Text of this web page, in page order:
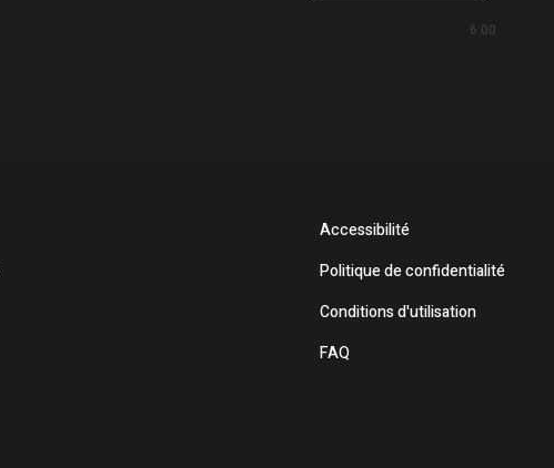
6:00
Accessibilité
Politique de confidentialité
Conditions d'utilisation
FAQ